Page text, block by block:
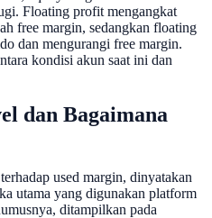
Floating profit mengangkat
free margin, sedangkan floating
dan mengurangi free margin.
kondisi akun saat ini dan
dan Bagaimana
used margin, dinyatakan
utama yang digunakan platform
ditampilkan pada